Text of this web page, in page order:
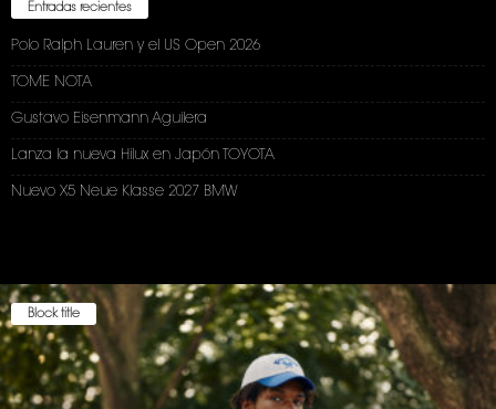
Entradas recientes
Polo Ralph Lauren y el US Open 2026
TOME NOTA
Gustavo Eisenmann Aguilera
Lanza la nueva Hilux en Japón TOYOTA
Nuevo X5 Neue Klasse 2027 BMW
Block title